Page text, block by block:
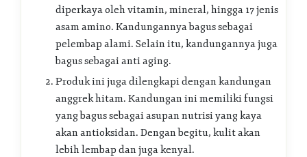
diperkaya oleh vitamin, mineral, hingga 17 jenis
asam amino. Kandungannya bagus sebagai
pelembap alami. Selain itu, kandungannya juga
bagus sebagai anti aging.
Produk ini juga dilengkapi dengan kandungan
anggrek hitam. Kandungan ini memiliki fungsi
yang bagus sebagai asupan nutrisi yang kaya
akan antioksidan. Dengan begitu, kulit akan
lebih lembap dan juga kenyal.